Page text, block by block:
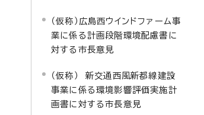
（仮称）広島西ウインドファーム事
業に係る計画段階環境配慮書に
対する市長意見
（仮称） 新交通西風新都線建設
事業に係る環境影響評価実施計
画書に対する市長意見